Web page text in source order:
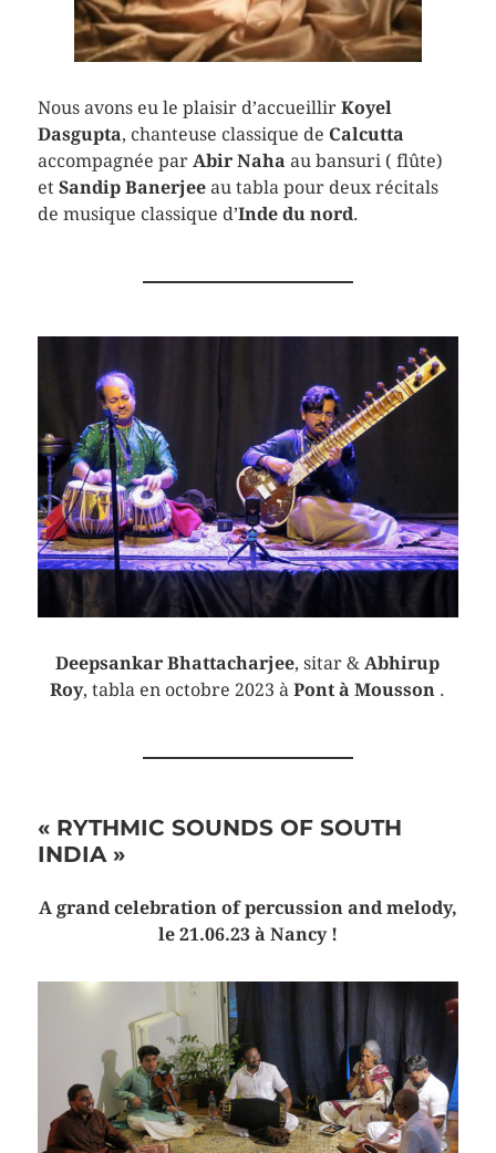
Nous avons eu le plaisir d’accueillir Koyel
Dasgupta, chanteuse classique de Calcutta
accompagnée par Abir Naha au bansuri ( flûte)
etSandip Banerjeeau tabla pour deux récitals
de musique classique d’Inde du nord.
Deepsankar Bhattacharjee, sitar &Abhirup
Roy, tabla en octobre 2023 àPont à Mousson .
« RYTHMIC SOUNDS OF SOUTH
INDIA »
A grand celebration of percussion and melody,
le 21.06.23 à Nancy !